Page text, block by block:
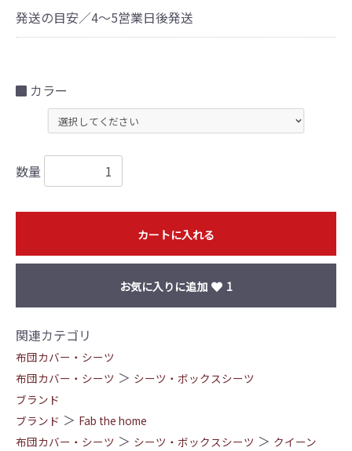
発送の目安／4～5営業日後発送
カラー
数量
カートに入れる
お気に入りに追加 1
関連カテゴリ
布団カバー・シーツ
布団カバー・シーツ ＞ シーツ・ボックスシーツ
ブランド
ブランド ＞ Fab the home
布団カバー・シーツ ＞ シーツ・ボックスシーツ ＞ クイーン